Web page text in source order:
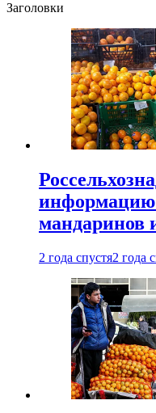
Заголовки
информацию
мандаринов
2 года спустя2 года